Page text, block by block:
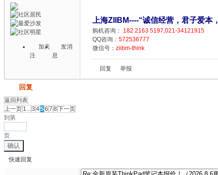
加关
注
发消
息
上海ZIIBM----“诚信经营，君子爱本
购机咨询：
182 2163 5197,021-34121915
QQ咨询： 572536777
微信号： ziibm-think
回复 举报
回复
返回列表
上一页 1...3 456 7 8 下一页
到第
页
确认
快速回复